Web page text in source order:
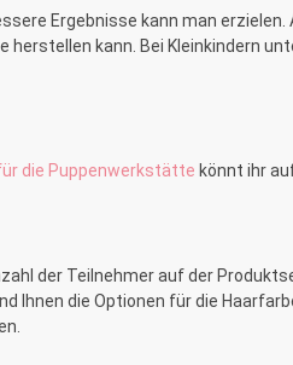
Ergebnisse kann man
kann. Bei Kleinkindern
die Puppenwerkstätte könnt ihr
der Teilnehmer auf der
Ihnen die Optionen für die